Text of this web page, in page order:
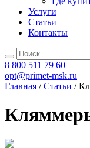
Услуги
Статьи
Контакты
8 800 511 79 60
opt@primet-msk.ru
Главная /Статьи /